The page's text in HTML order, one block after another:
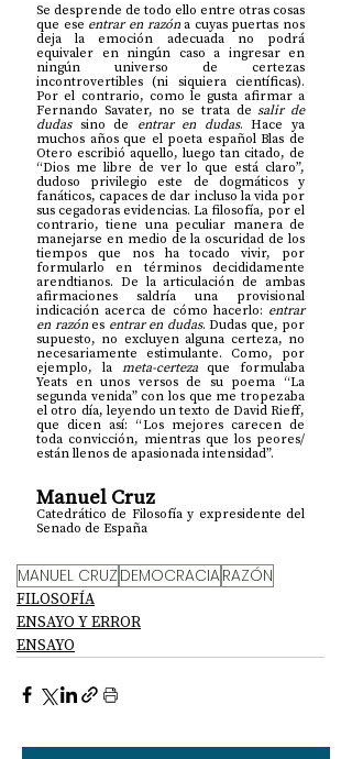
Se desprende de todo ello entre otras cosas
que ese entrar en razón a cuyas puertas nos
deja la emoción adecuada no podrá
equivaler en ningún caso a ingresar en
ningún universo de certezas
incontrovertibles (ni siquiera científicas).
Por el contrario, como le gusta afirmar a
Fernando Savater, no se trata de salir de
dudas sino de entrar en dudas. Hace ya
muchos años que el poeta español Blas de
Otero escribió aquello, luego tan citado, de
“Dios me libre de ver lo que está claro”,
dudoso privilegio este de dogmáticos y
fanáticos, capaces de dar incluso la vida por
sus cegadoras evidencias. La filosofía, por el
contrario, tiene una peculiar manera de
manejarse en medio de la oscuridad de los
tiempos que nos ha tocado vivir, por
formularlo en términos decididamente
arendtianos. De la articulación de ambas
afirmaciones saldría una provisional
indicación acerca de cómo hacerlo: entrar
en razón es entrar en dudas. Dudas que, por
supuesto, no excluyen alguna certeza, no
necesariamente estimulante. Como, por
ejemplo, la meta-certeza que formulaba
Yeats en unos versos de su poema “La
segunda venida” con los que me tropezaba
el otro día, leyendo un texto de David Rieff,
que dicen así: “Los mejores carecen de
toda convicción, mientras que los peores/
están llenos de apasionada intensidad”.
Manuel Cruz
Catedrático de Filosofía y expresidente del
Senado de España
MANUEL CRUZ DEMOCRACIARAZÓN
FILOSOFÍA
ENSAYO Y ERROR
ENSAYO